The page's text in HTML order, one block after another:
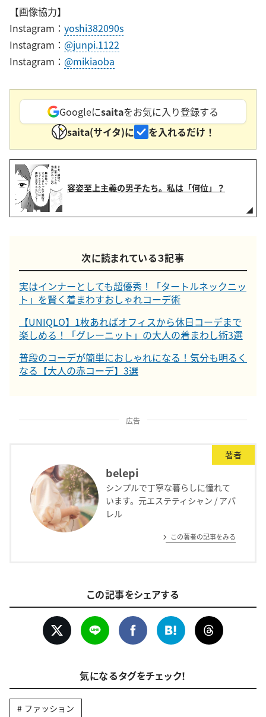
【画像協力】
Instagram： yoshi382090s
Instagram： @junpi.1122
Instagram： @mikiaoba
Googleにsaitaをお気に入り登録する
saita(サイタ)に
を入れるだけ！
容姿至上主義の男子たち。私は「何位」？
次に読まれている３記事
実はインナーとしても超優秀！「タートルネックニッ
ト」を賢く着まわすおしゃれコーデ術
【UNIQLO】1枚あればオフィスから休日コーデまで
楽しめる！「グレーニット」の大人の着まわし術3選
普段のコーデが簡単におしゃれになる！気分も明るく
なる【大人の赤コーデ】3選
広告
著者
belepi
シンプルで丁寧な暮らしに憧れて
います。元エステティシャン / アパ
レル
この著者の記事をみる
この記事をシェアする
気になるタグをチェック！
ファッション